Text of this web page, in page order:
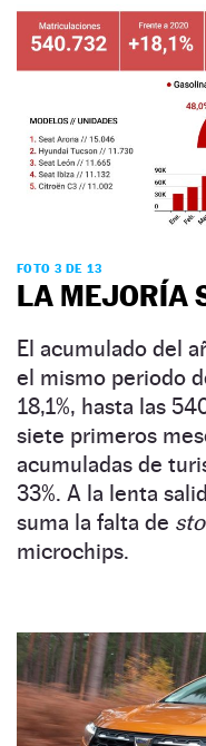
FOTO 3 DE 13
LA MEJORÍA
El acumulado del
el mismo periodo
18,1%, hasta las
siete primeros
acumuladas de
33%. A la lenta
suma la falta de
microchips.